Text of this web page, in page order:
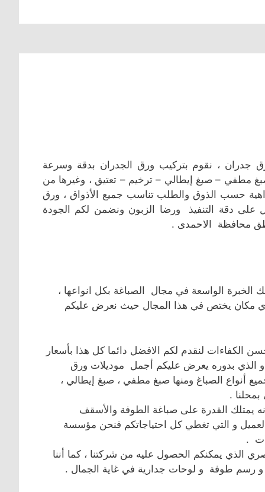
جدران ، نقوم بتركيب ورق الجدران بدقة وسرعة
مطفي – صبغ إيطالي – ترخيم – تعتيق ، وغيرها من
حسب الذوق والطلب تناسب جميع الأذواق ، ورق
دقة التنفيذ ورضا الزبون ونضمن لكم الجودة
محافظة الاحمدى .
الخبرة الواسعة في مجال الصباغة بكل انواعها ،
أي مكان يختص في هذا المجال حيث نعرض عليكم
الكفاءات لنقدم لكم الافضل دائما كل هذا بأسعار
الذي بدوره يعرض عليكم أجمل موديلات ورق
أنواع الصباغ ومنها صبغ مطفي ، صبغ إيطالي ،
بمحلنا .
يمتلك القدرة على صباغة الطوفة والأسقف
و التي تغطي كل احتياجاتكم فنحن مؤسسة
.
الذي يمكنكم الحصول عليه من شركتنا ، كما أننا
و رسم طوفة و لوحات جدارية في غاية الجمال .